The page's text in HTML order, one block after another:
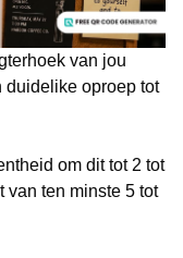
van jou
duidelike oproep tot
om dit tot 2 tot
van ten minste 5 tot